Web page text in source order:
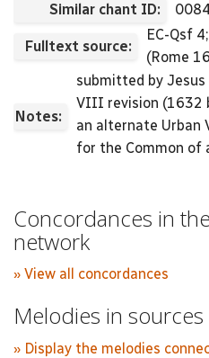
Similar chant ID:
Fulltext source:
EC-Qsf
(Rome
Notes:
submitted by Jesus
VIII revision (1632
an alternate
for the Common of
Concordances in
network
» View all concordances
Melodies in sources
» Display the melodies